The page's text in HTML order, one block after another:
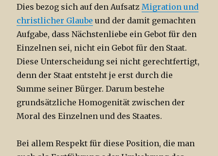
Dies bezog sich auf den AufsatzMigration und
christlicher Glaube und der damit gemachten
Aufgabe, dass Nächstenliebe ein Gebot für den
Einzelnen sei, nicht ein Gebot für den Staat.
Diese Unterscheidung sei nicht gerechtfertigt,
denn der Staat entsteht je erst durch die
Summe seiner Bürger. Darum bestehe
grundsätzliche Homogenität zwischen der
Moral des Einzelnen und des Staates.
Bei allem Respekt für diese Position, die man